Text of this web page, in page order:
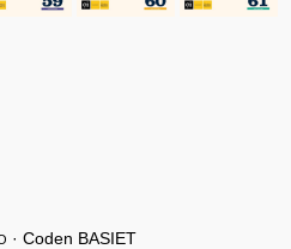
· Coden BASIET